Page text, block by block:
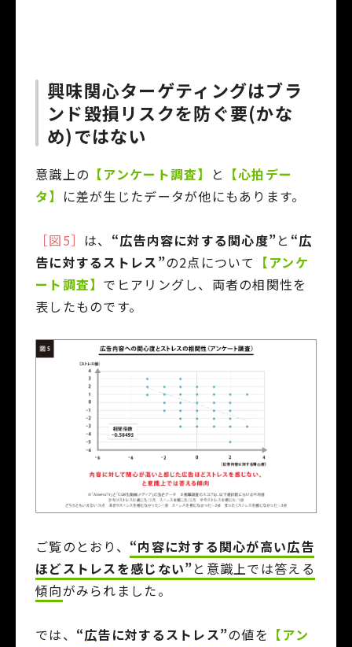
興味関心ターゲティングはブラ
ンド毀損リスクを防ぐ要(かな
め)ではない
意識上の 【アンケート調査】 と 【心拍デー
タ】 に差が生じたデータが他にもあります。
［図5］ は、 “広告内容に対する関心度”と “広
告に対するストレス”の2点について 【アンケ
ート調査】 でヒアリングし、両者の相関性を
表したものです。
ご覧のとおり、 “内容に対する関心が高い広告
ほどストレスを感じない”と意識上では答える
傾向がみられました。
では、 “広告に対するストレス”の値を 【アン